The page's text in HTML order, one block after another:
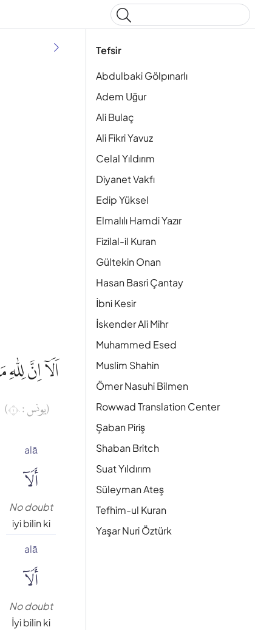
Tefsir
Abdulbaki Gölpınarlı
Adem Uğur
Ali Bulaç
Ali Fikri Yavuz
Celal Yıldırım
Diyanet Vakfı
Edip Yüksel
Elmalılı Hamdi Yazır
Fizilal-il Kuran
Gültekin Onan
Hasan Basri Çantay
İbni Kesir
İskender Ali Mihr
Muhammed Esed
Muslim Shahin
Ömer Nasuhi Bilmen
Rowwad Translation Center
Şaban Piriş
Shaban Britch
Suat Yıldırım
Süleyman Ateş
Tefhim-ul Kuran
Yaşar Nuri Öztürk
اَلَآ اِنَّ
(يونس : ١٠)
alā
أَلَآ
No doubt
iyi bilin ki
alā
أَلَآ
No doubt
İyi bilin ki